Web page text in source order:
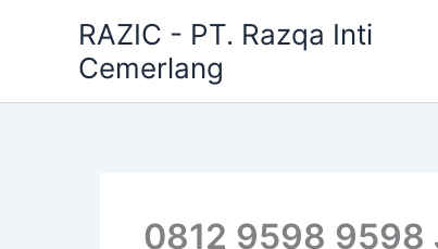
RAZIC - PT. Razqa Inti
Cemerlang
0812 9598 9598